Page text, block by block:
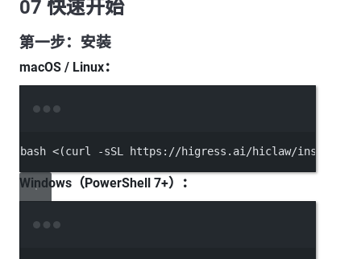
07 快速开始
第一步：安装
macOS / Linux：
bash <(curl -sSL https://higress.ai/hiclaw/
Windows（PowerShell 7+）：